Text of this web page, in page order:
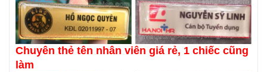
Chuyên thẻ tên nhân viên giá rẻ, 1 chiếc cũng
làm